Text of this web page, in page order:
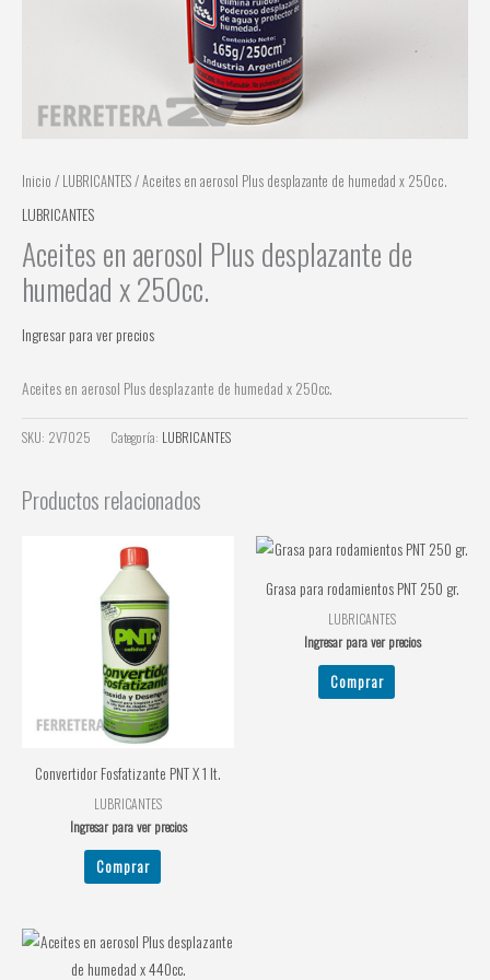
Inicio / LUBRICANTES/ Aceites en aerosol Plus desplazante de humedad x 250cc.
LUBRICANTES
Aceites en aerosol Plus desplazante de
humedad x 250cc.
Ingresar para ver precios
Aceites en aerosol Plus desplazante de humedad x 250cc.
SKU: 2V7025 Categoría: LUBRICANTES
Productos relacionados
Convertidor Fosfatizante PNT X 1 lt.
LUBRICANTES
Ingresar para ver precios
Comprar
Grasa para rodamientos PNT 250 gr.
LUBRICANTES
Ingresar para ver precios
Comprar